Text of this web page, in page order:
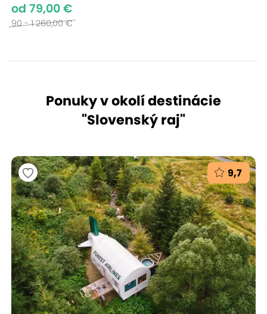
od 79,00 €
90 - 1 260,00 €
Ponuky v okolí destinácie
"Slovenský raj"
9,7